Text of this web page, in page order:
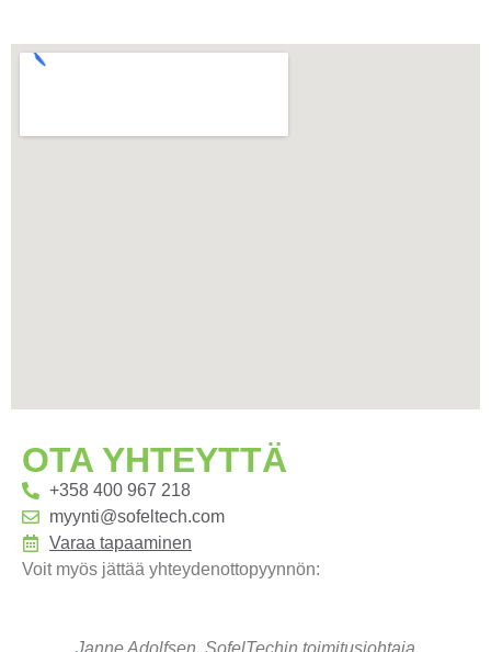
OTA YHTEYTTÄ
+358 400 967 218
myynti@sofeltech.com
Varaa tapaaminen
Voit myös jättää yhteydenottopyynnön:
Janne Adolfsen, SofelTechin toimitusjohtaja